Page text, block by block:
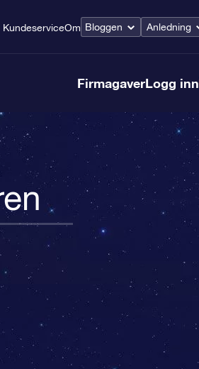
KundeserviceOm Bloggen Anledning
FirmagaverLogg inn